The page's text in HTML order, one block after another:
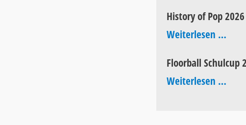
History of Pop 2026
Weiterlesen …
Pop
2026
Floorball Schulcup
Weiterlesen …